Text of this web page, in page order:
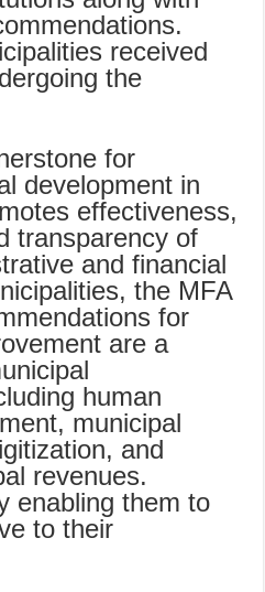
received
the
for
development in
effectiveness,
transparency of
and financial
the MFA
for
are a
human
municipal
and
revenues.
enabling them to
to their